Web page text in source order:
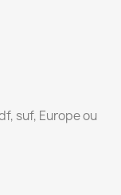
suf, Europe ou